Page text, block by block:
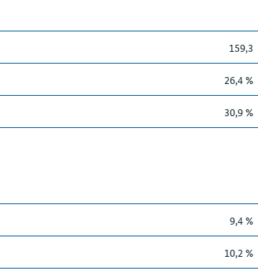
159,3
26,4 %
30,9 %
9,4 %
10,2 %